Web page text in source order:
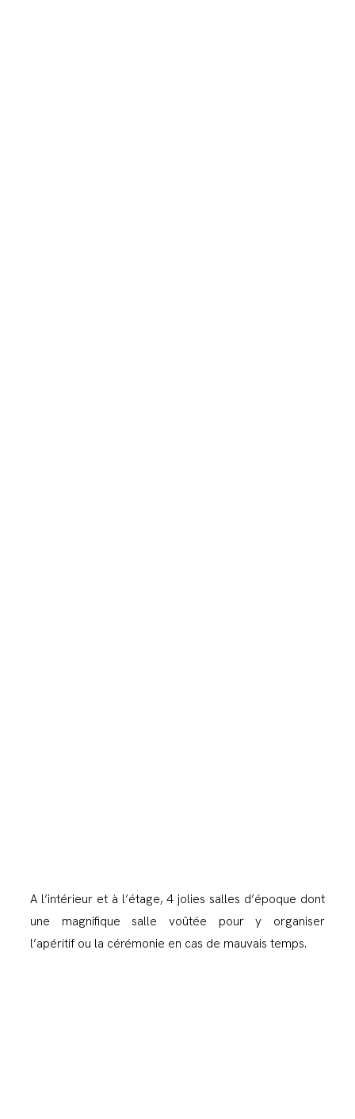
A l’intérieur et à l’étage, 4 jolies salles d’époque dont
une magnifique salle voûtée pour y organiser
l’apéritif ou la cérémonie en cas de mauvais temps.